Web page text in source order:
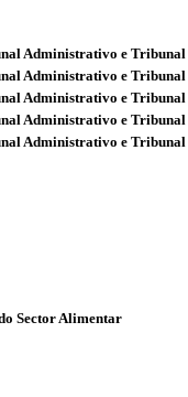
Administrativo e
Administrativo e
Administrativo e
Administrativo e
Administrativo e
Sector Alimentar